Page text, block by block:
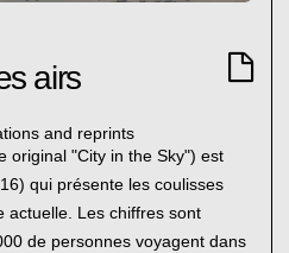
airs
and reprints
original "City in the Sky") est
qui présente les coulisses
actuelle. Les chiffres sont
de personnes voyagent dans